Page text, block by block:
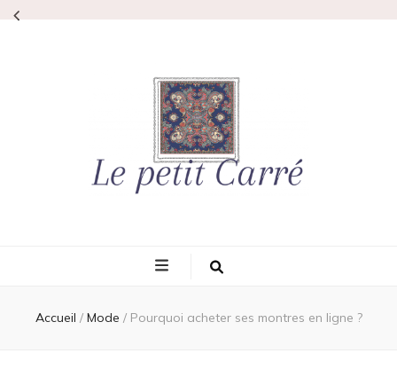
Accueil / Mode / Pourquoi acheter ses montres en ligne ?